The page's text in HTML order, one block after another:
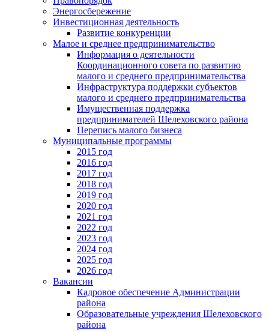
Энергосбережение
Инвестиционная деятельность
Развитие конкуренции
Малое и среднее предпринимательство
Информация о деятельности
Координационного совета по развитию
малого и среднего предпринимательства
Инфраструктура поддержки субъектов
малого и среднего предпринимательства
Имущественная поддержка
предпринимателей Шелеховского района
Перепись малого бизнеса
Муниципальные программы
2015 год
2016 год
2017 год
2018 год
2019 год
2020 год
2021 год
2022 год
2023 год
2024 год
2025 год
2026 год
Вакансии
Кадровое обеспечение Администрации
района
Образовательные учреждения Шелеховского
района